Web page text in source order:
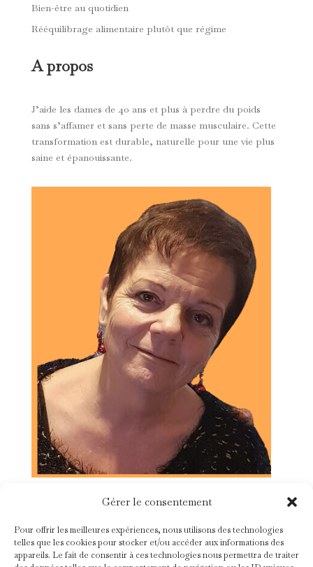
Gérer le consentement
Pour offrir les meilleures expériences, nous utilisons des technologies
telles que les cookies pour stocker et/ou accéder aux informations des
appareils. Le fait de consentir à ces technologies nous permettra de traiter
Bien-être au quotidien
Rééquilibrage alimentaire plutôt que régime
A propos
J’aide les dames de 40 ans et plus à perdre du poids
sans s’affamer et sans perte de masse musculaire. Cette
transformation est durable, naturelle pour une vie plus
saine et épanouissante.
Suivez-moi !
Facebook
LinkedIn